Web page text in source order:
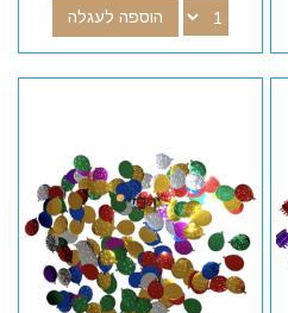
הוספה לעגלה